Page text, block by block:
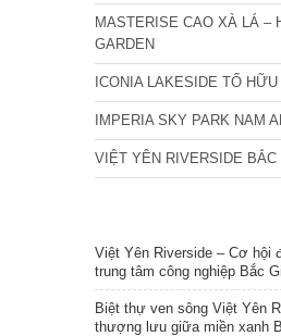
MASTERISE CAO XÀ LÁ –
GARDEN
ICONIA LAKESIDE TỐ
IMPERIA SKY PARK NAM
VIỆT YÊN RIVERSIDE BẮC
Việt Yên Riverside – Cơ hội
trung tâm công nghiệp Bắc
Biệt thự ven sông Việt Yên
thượng lưu giữa miền xanh